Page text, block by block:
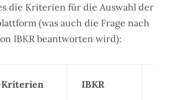
die Kriterien für die Auswahl der
(was auch die Frage nach
IBKR beantworten wird):
Kriterien IBKR